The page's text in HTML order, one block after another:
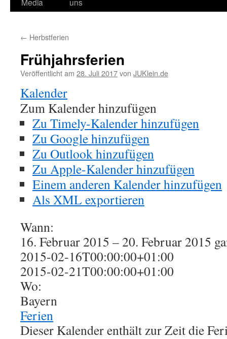
← Herbstferien
Frühjahrsferien
Veröffentlicht am 28. Juli 2017von JUKlein.de
Kalender
Zum Kalender hinzufügen
Zu Timely-Kalender hinzufügen
Zu Google hinzufügen
Zu Outlook hinzufügen
Zu Apple-Kalender hinzufügen
Einem anderen Kalender hinzufügen
Als XML exportieren
Wann:
16. Februar 2015 – 20. Februar 2015
2015-02-16T00:00:00+01:00
2015-02-21T00:00:00+01:00
Wo:
Bayern
Ferien
Dieser Kalender enthält zur Zeit die